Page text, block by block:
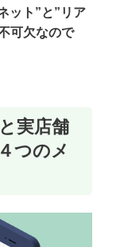
ット”と”リア
可欠なので
実店舗
つのメ